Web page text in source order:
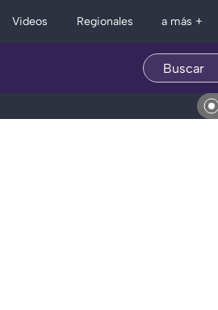
Videos Regionales a más +